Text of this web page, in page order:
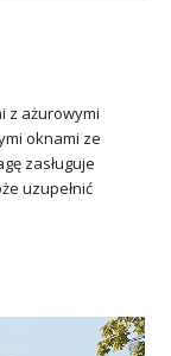
z ażurowymi
oknami ze
zasługuje
uzupełnić